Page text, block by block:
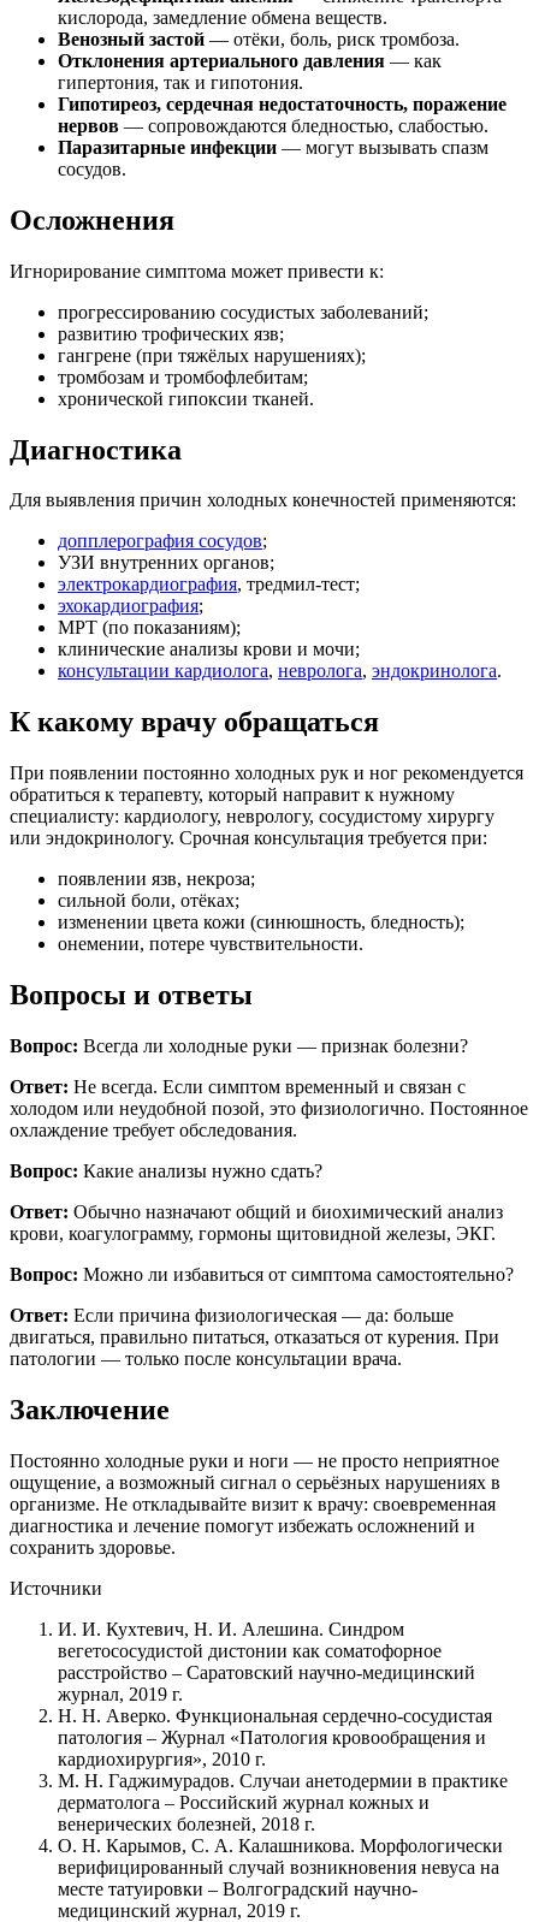
кислорода, замедление обмена веществ.
Венозный застой — отёки, боль, риск тромбоза.
Отклонения артериального давления — как
гипертония, так и гипотония.
Гипотиреоз, сердечная недостаточность, поражение
нервов — сопровождаются бледностью, слабостью.
Паразитарные инфекции — могут вызывать спазм
сосудов.
Осложнения
Игнорирование симптома может привести к:
прогрессированию сосудистых заболеваний;
развитию трофических язв;
гангрене (при тяжёлых нарушениях);
тромбозам и тромбофлебитам;
хронической гипоксии тканей.
Диагностика
Для выявления причин холодных конечностей применяются:
допплерография сосудов;
УЗИ внутренних органов;
электрокардиография, тредмил-тест;
эхокардиография;
МРТ (по показаниям);
клинические анализы крови и мочи;
консультации кардиолога, невролога, эндокринолога.
К какому врачу обращаться
При появлении постоянно холодных рук и ног рекомендуется
обратиться к терапевту, который направит к нужному
специалисту: кардиологу, неврологу, сосудистому хирургу
или эндокринологу. Срочная консультация требуется при:
появлении язв, некроза;
сильной боли, отёках;
изменении цвета кожи (синюшность, бледность);
онемении, потере чувствительности.
Вопросы и ответы
Вопрос: Всегда ли холодные руки — признак болезни?
Ответ: Не всегда. Если симптом временный и связан с
холодом или неудобной позой, это физиологично. Постоянное
охлаждение требует обследования.
Вопрос: Какие анализы нужно сдать?
Ответ: Обычно назначают общий и биохимический анализ
крови, коагулограмму, гормоны щитовидной железы, ЭКГ.
Вопрос: Можно ли избавиться от симптома самостоятельно?
Ответ: Если причина физиологическая — да: больше
двигаться, правильно питаться, отказаться от курения. При
патологии — только после консультации врача.
Заключение
Постоянно холодные руки и ноги — не просто неприятное
ощущение, а возможный сигнал о серьёзных нарушениях в
организме. Не откладывайте визит к врачу: своевременная
диагностика и лечение помогут избежать осложнений и
сохранить здоровье.
Источники
И. И. Кухтевич, Н. И. Алешина. Синдром
вегетососудистой дистонии как соматофорное
расстройство – Саратовский научно-медицинский
журнал, 2019 г.
Н. Н. Аверко. Функциональная сердечно-сосудистая
патология – Журнал «Патология кровообращения и
кардиохирургия», 2010 г.
М. Н. Гаджимурадов. Случаи анетодермии в практике
дерматолога – Российский журнал кожных и
венерических болезней, 2018 г.
О. Н. Карымов, С. А. Калашникова. Морфологически
верифицированный случай возникновения невуса на
месте татуировки – Волгоградский научно-
медицинский журнал, 2019 г.